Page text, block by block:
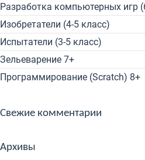
Разработка компьютерных игр
Изобретатели (4-5 класс)
Испытатели (3-5 класс)
Зельеварение 7+
Программирование (Scratch) 8+
Свежие комментарии
Архивы